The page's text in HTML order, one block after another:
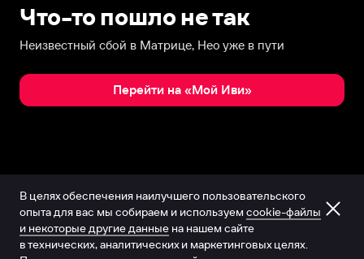
Что-то пошло не так
Неизвестный сбой в Матрице, Нео уже в пути
Перейти на «Мой Иви»
В целях обеспечения наилучшего пользовательского
опыта для вас мы собираем и используем cookie-файлы
и некоторые другие данные на нашем сайте
в технических, аналитических и маркетинговых целях.